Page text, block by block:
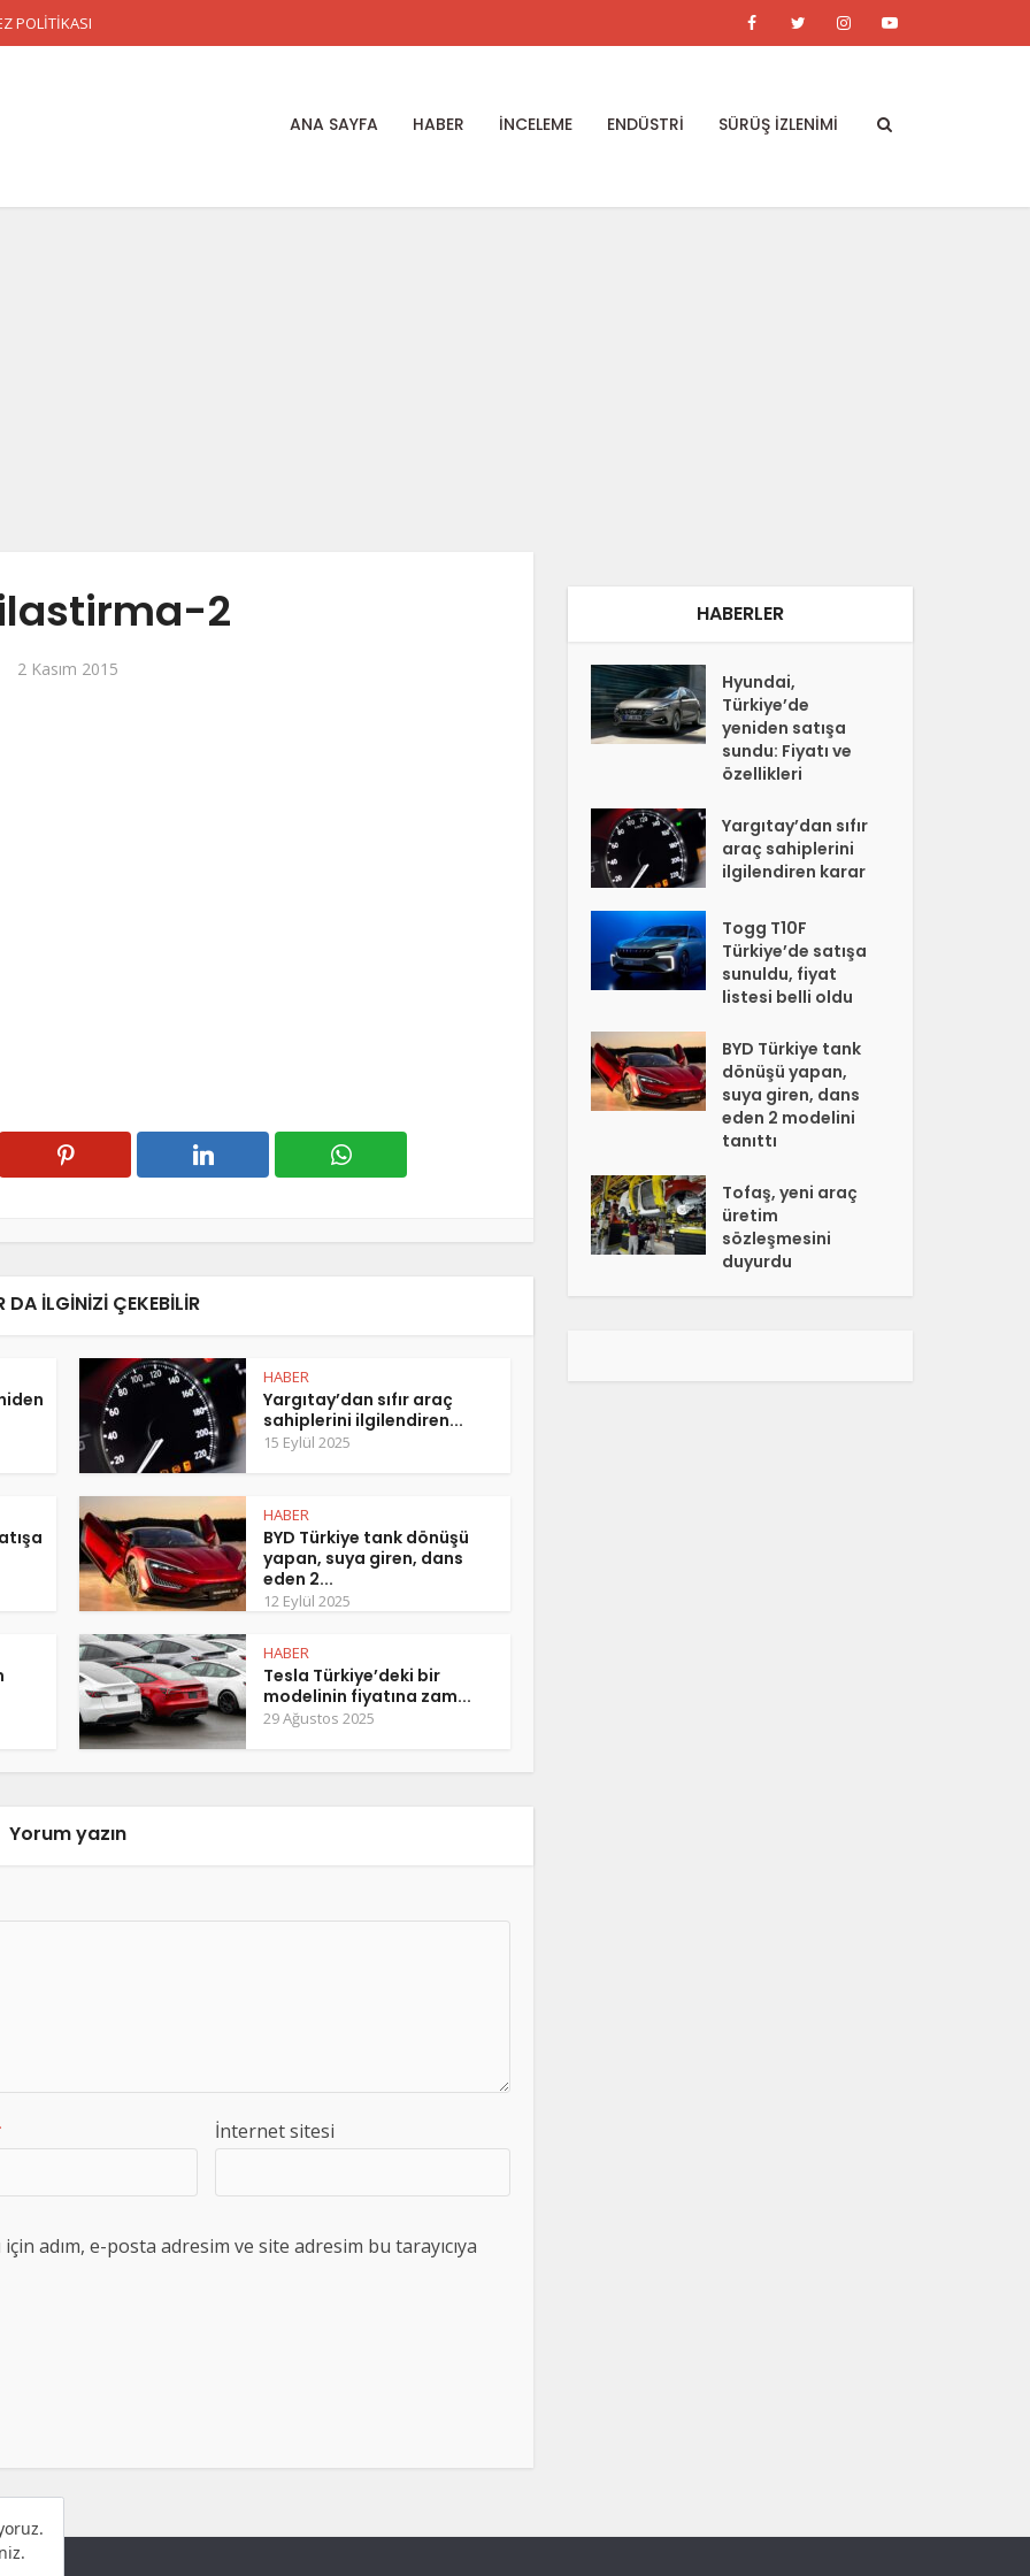
POLİTİKASI
ANA SAYFA HABER İNCELEME ENDÜSTRİ SÜRÜŞ İZLENİMİ
2
2 Kasım 2015
DA ILGINIZI ÇEKEBILIR
HABER
Yargıtay’dan sıfır araç
sahiplerini ilgilendiren...
15 Eylül 2025
HABER
BYD Türkiye tank dönüşü
yapan, suya giren, dans
eden 2...
12 Eylül 2025
HABER
Tesla Türkiye’deki bir
modelinin fiyatına zam...
29 Ağustos 2025
Yorum yazın
İnternet sitesi
adım, e-posta adresim ve site adresim bu tarayıcıya
HABERLER
Hyundai,
Türkiye’de
yeniden satışa
sundu: Fiyatı ve
özellikleri
Yargıtay’dan sıfır
araç sahiplerini
ilgilendiren karar
Togg T10F
Türkiye’de satışa
sunuldu, fiyat
listesi belli oldu
BYD Türkiye tank
dönüşü yapan,
suya giren, dans
eden 2 modelini
tanıttı
Tofaş, yeni araç
üretim
sözleşmesini
duyurdu